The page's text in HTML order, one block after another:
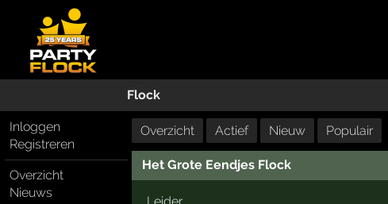
Flock
Inloggen
Registreren
Overzicht
Nieuws
Overzicht Actief Nieuw Populair
Het Grote Eendjes Flock